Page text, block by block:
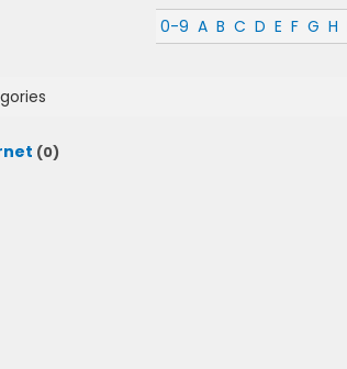
0-9 A B C D E F G H
(0)